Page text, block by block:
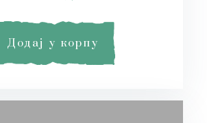
Додај у корпу